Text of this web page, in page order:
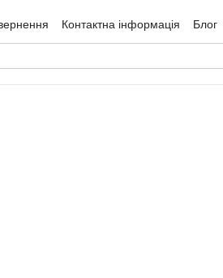
Контактна інформація
Блог